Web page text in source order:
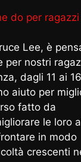
Lee, è
per nostri
dagli 11 ai
aiuto per
fatto da
le loro
in modo
crescenti